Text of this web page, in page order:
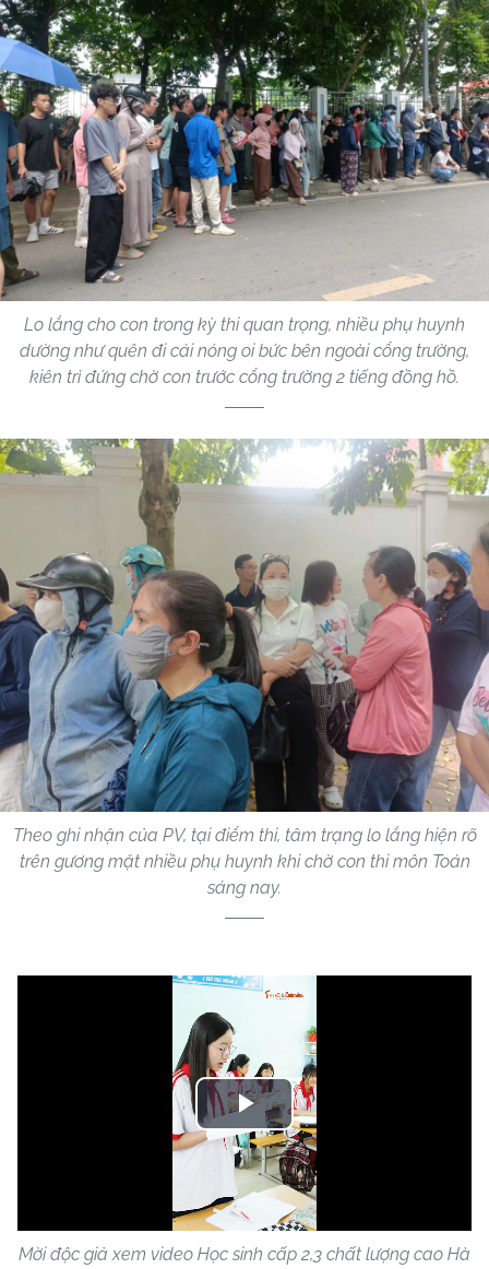
Lo lắng cho con trong kỳ thi quan trọng, nhiều phụ huynh
dường như quên đi cái nóng oi bức bên ngoài cổng trường,
kiên trì đứng chờ con trước cổng trường 2 tiếng đồng hồ.
Theo ghi nhận của PV, tại điểm thi, tâm trạng lo lắng hiện rõ
trên gương mặt nhiều phụ huynh khi chờ con thi môn Toán
sáng nay.
Play
Video
Mời độc giả xem video Học sinh cấp 2,3 chất lượng cao Hà